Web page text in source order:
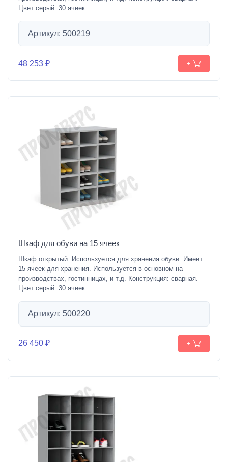
Цвет серый. 30 ячеек.
Артикул: 500219
48 253 ₽ +
Шкаф для обуви на 15 ячеек
Шкаф открытый. Используется для хранения обуви. Имеет
15 ячеек для хранения. Используется в основном на
производствах, гостинницах, и т.д. Конструкция: сварная.
Цвет серый. 30 ячеек.
Артикул: 500220
26 450 ₽ +